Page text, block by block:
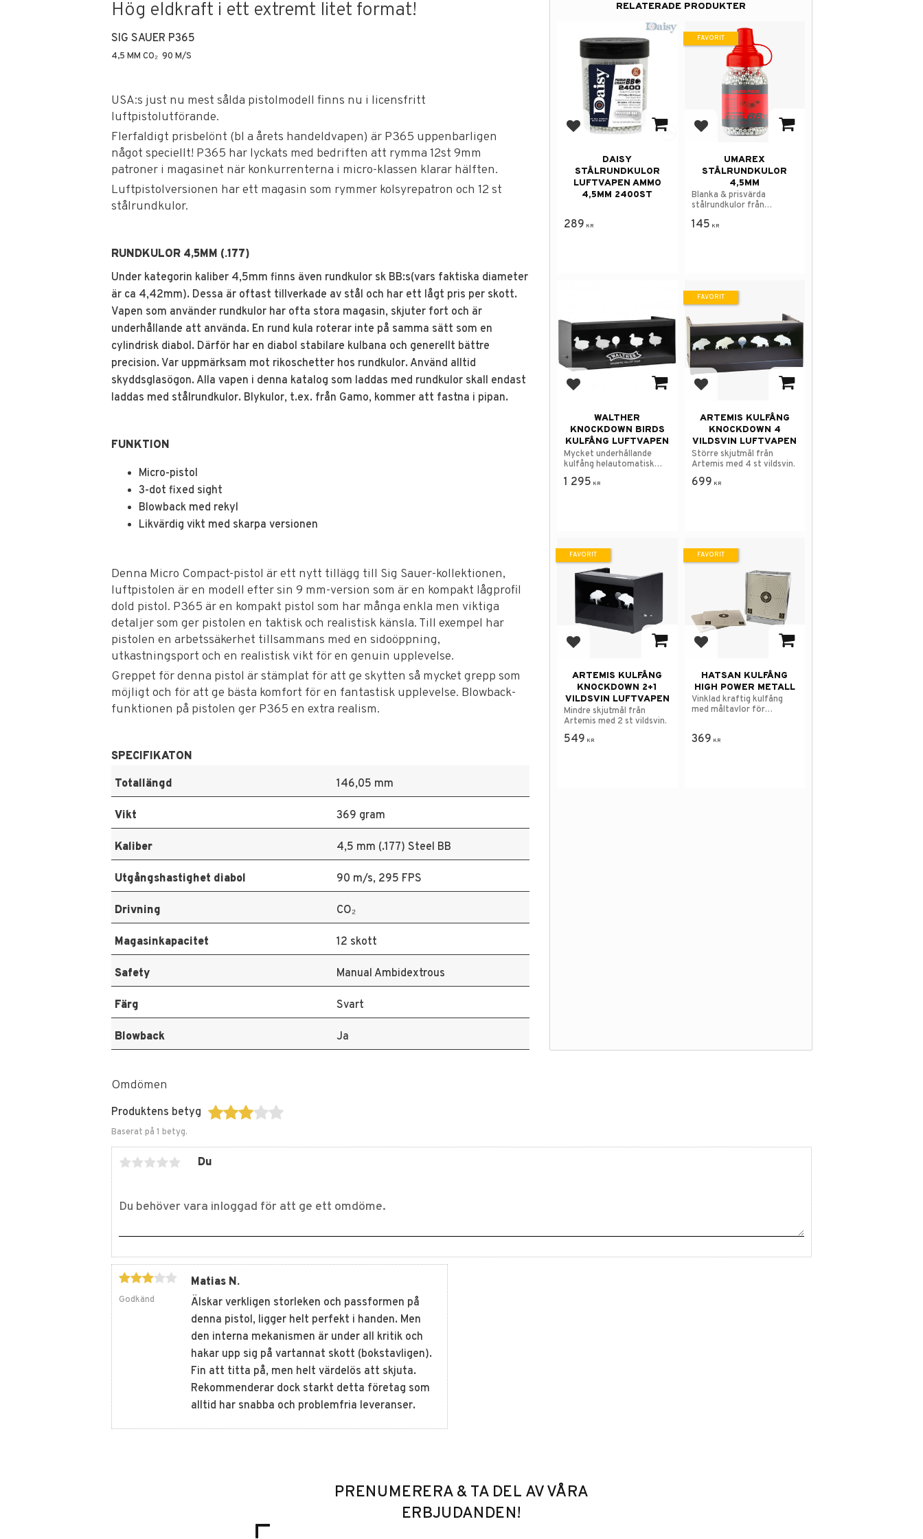
Hög eldkraft i ett extremt litet format!
SIG SAUER P365
4,5 MM CO₂ 90 M/S
USA:s just nu mest sålda pistolmodell finns nu i licensfritt
luftpistolutförande.
Flerfaldigt prisbelönt (bl a årets handeldvapen) är P365 uppenbarligen
något speciellt! P365 har lyckats med bedriften att rymma 12st 9mm
patroner i magasinet när konkurrenterna i micro-klassen klarar hälften.
Luftpistolversionen har ett magasin som rymmer kolsyrepatron och 12 st
stålrundkulor.
RUNDKULOR 4,5MM (.177)
Under kategorin kaliber 4,5mm finns även rundkulor sk BB:s(vars faktiska diameter
är ca 4,42mm). Dessa är oftast tillverkade av stål och har ett lågt pris per skott.
Vapen som använder rundkulor har ofta stora magasin, skjuter fort och är
underhållande att använda. En rund kula roterar inte på samma sätt som en
cylindrisk diabol. Därför har en diabol stabilare kulbana och generellt bättre
precision. Var uppmärksam mot rikoschetter hos rundkulor. Använd alltid
skyddsglasögon. Alla vapen i denna katalog som laddas med rundkulor skall endast
laddas med stålrundkulor. Blykulor, t.ex. från Gamo, kommer att fastna i pipan.
FUNKTION
Micro-pistol
3-dot fixed sight
Blowback med rekyl
Likvärdig vikt med skarpa versionen
Denna Micro Compact-pistol är ett nytt tillägg till Sig Sauer-kollektionen,
luftpistolen är en modell efter sin 9 mm-version som är en kompakt lågprofil
dold pistol. P365 är en kompakt pistol som har många enkla men viktiga
detaljer som ger pistolen en taktisk och realistisk känsla. Till exempel har
pistolen en arbetssäkerhet tillsammans med en sidoöppning,
utkastningsport och en realistisk vikt för en genuin upplevelse.
Greppet för denna pistol är stämplat för att ge skytten så mycket grepp som
möjligt och för att ge bästa komfort för en fantastisk upplevelse. Blowback-
funktionen på pistolen ger P365 en extra realism.
SPECIFIKATON
Totallängd
146,05 mm
Vikt 369 gram
Kaliber 4,5 mm (.177) Steel BB
Utgångshastighet diabol 90 m/s, 295 FPS
Drivning CO₂
Magasinkapacitet 12 skott
Safety Manual Ambidextrous
Färg Svart
Blowback Ja
Omdömen
Produktens betyg
Baserat på 1 betyg.
Du
Godkänd
Matias N.
Älskar verkligen storleken och passformen på
denna pistol, ligger helt perfekt i handen. Men
den interna mekanismen är under all kritik och
hakar upp sig på vartannat skott (bokstavligen).
Fin att titta på, men helt värdelös att skjuta.
Rekommenderar dock starkt detta företag som
alltid har snabba och problemfria leveranser.
RELATERADE PRODUKTER
Lägg till i favoriter
DAISY
STÅLRUNDKULOR
LUFTVAPEN AMMO
4,5MM 2400ST
289 KR
Lägg till i favoriter
UMAREX
STÅLRUNDKULOR
4,5MM
Blanka & prisvärda
stålrundkulor från
145 KR
FAVORIT
Lägg till i favoriter
WALTHER
KNOCKDOWN BIRDS
KULFÅNG LUFTVAPEN
Mycket underhållande
kulfång helautomatisk
modell.
1 295 KR
Lägg till i favoriter
ARTEMIS KULFÅNG
KNOCKDOWN 4
VILDSVIN LUFTVAPEN
Större skjutmål från
Artemis med 4 st vildsvin.
699 KR
FAVORIT
Lägg till i favoriter
ARTEMIS KULFÅNG
KNOCKDOWN 2+1
VILDSVIN LUFTVAPEN
Mindre skjutmål från
Artemis med 2 st vildsvin.
549 KR
FAVORIT
Lägg till i favoriter
HATSAN KULFÅNG
HIGH POWER METALL
Vinklad kraftig kulfång
med måltavlor för
369 KR
FAVORIT
PRENUMERERA & TA DEL AV VÅRA
ERBJUDANDEN!